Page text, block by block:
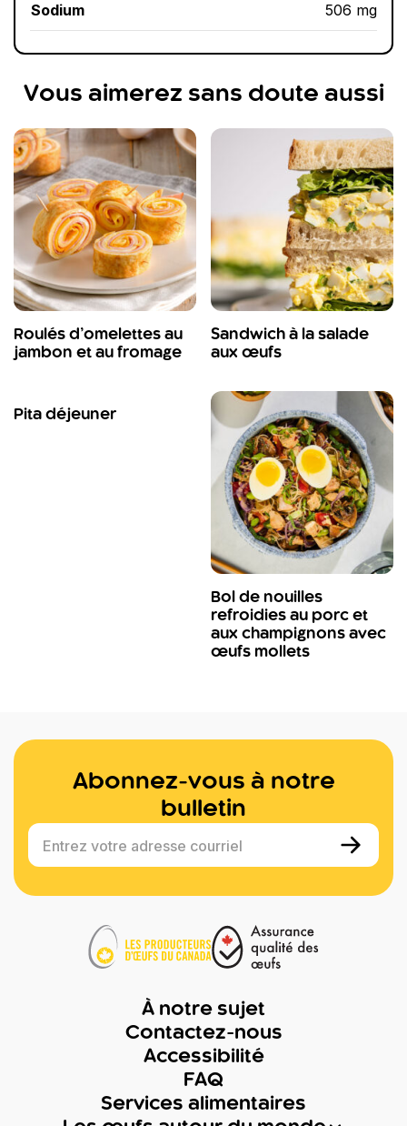
Sodium 506 mg
Vous aimerez sans doute aussi
Roulés d’omelettes au
jambon et au fromage
Sandwich à la salade
aux œufs
Pita déjeuner
Bol de nouilles
refroidies au porc et
aux champignons avec
œufs mollets
Abonnez-vous à notre
bulletin
Entrez votre adresse courriel
À notre sujet
Contactez-nous
Accessibilité
FAQ
Services alimentaires